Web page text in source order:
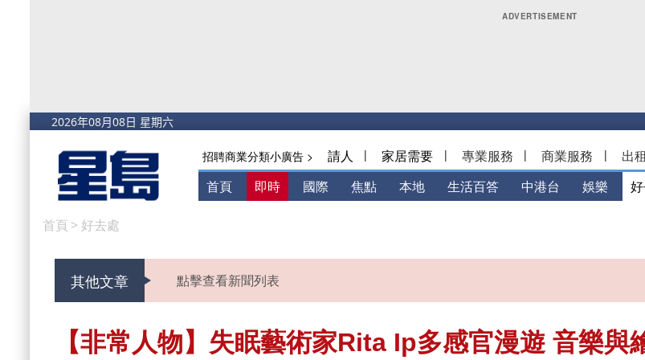
招聘商業分類小廣告 > 請人 | 家居需要 | 專業服務 | 商業服務 | 出
首頁 即時 國際 焦點 本地 生活百答 中港台 娛樂
首頁 > 好去處
其他文章 點擊查看新聞列表
【非常人物】失眠藝術家Rita Ip多感官漫遊 音樂與